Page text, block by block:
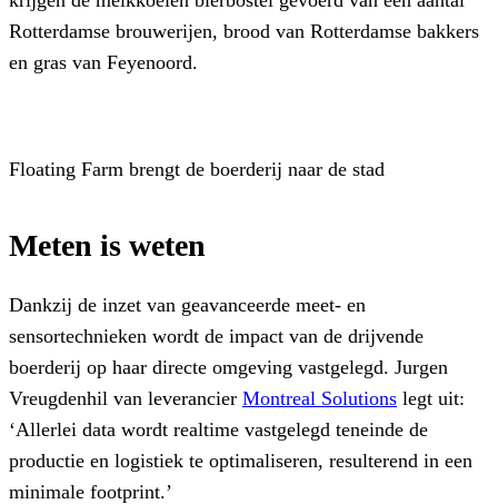
Rotterdamse brouwerijen, brood van Rotterdamse bakkers
en gras van Feyenoord.
Floating Farm brengt de boerderij naar de stad
Meten is weten
Dankzij de inzet van geavanceerde meet- en
sensortechnieken wordt de impact van de drijvende
boerderij op haar directe omgeving vastgelegd. Jurgen
Vreugdenhil van leverancier Montreal Solutions legt uit:
‘Allerlei data wordt realtime vastgelegd teneinde de
productie en logistiek te optimaliseren, resulterend in een
minimale footprint.’